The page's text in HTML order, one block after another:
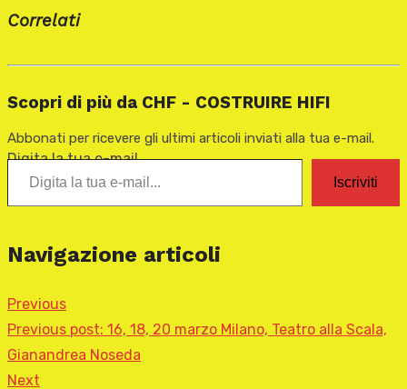
Correlati
Scopri di più da CHF - COSTRUIRE HIFI
Abbonati per ricevere gli ultimi articoli inviati alla tua e-mail.
Digita la tua e-mail...
Iscriviti
Navigazione articoli
Previous
Previous post: 16, 18, 20 marzo Milano, Teatro alla Scala,
Gianandrea Noseda
Next